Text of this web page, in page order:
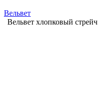
Вельвет
Вельвет хлопковый стрейч